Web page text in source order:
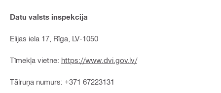
Datu valsts inspekcija
Elijas iela 17, Rīga, LV-1050
Tīmekļa vietne: https://www.dvi.gov.lv/
Tālruņa numurs: +371 67223131